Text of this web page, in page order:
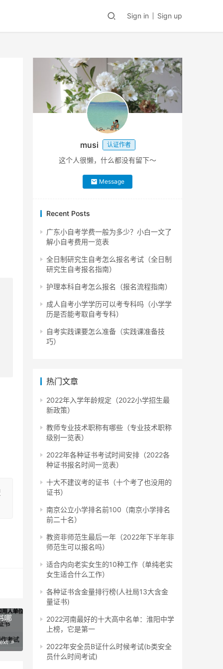
Sign in Sign up
哪
musi 认证作者
这个人很懒，什么都没有留下～
Message
Recent Posts
广东小自考学费一般为多少？小白一文了
解小自考费用一览表
全日制研究生自考怎么报名考试（全日制
研究生自考报名指南）
护理本科自考怎么报名（报名流程指南）
成人自考小学学历可以考专科吗（小学学
历是否能考取自考专科）
自考实践课要怎么准备（实践课准备技
巧）
热门文章
2022年入学年龄规定（2022小学招生最
新政策）
教师专业技术职称有哪些（专业技术职称
级别一览表）
2022年各种证书考试时间安排（2022各
种证书报名时间一览表）
十大不建议考的证书（十个考了也没用的
证书）
南京公立小学排名前100（南京小学排名
前二十名）
教资非师范生最后一年（2022年下半年非
师范生可以报名吗）
适合内向老实女生的10种工作（单纯老实
女生适合什么工作）
各种证书含金量排行榜(人社局13大含金
量证书)
2022河南最好的十大高中名单：淮阳中学
上榜，它是第一
2022年安全员B证什么时候考试(b类安全
员什么时间考试)